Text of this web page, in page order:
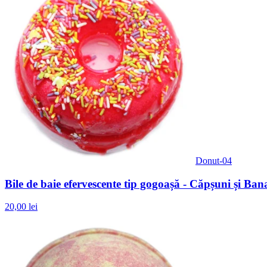
Donut-04
Bile de baie efervescente tip gogoașă - Căpșuni și
20,00 lei